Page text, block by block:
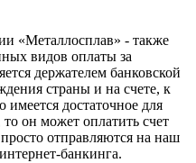
«Металлосплав» - также
видов оплаты за
держателем банковской
страны и на счете, к
имеется достаточное для
то он может оплатить счет
отправляются на наш
банкинга.